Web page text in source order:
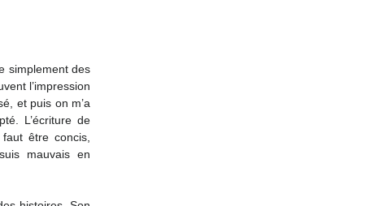
simplement des
l’impression
et puis on m’a
L’écriture de
être concis,
mauvais en